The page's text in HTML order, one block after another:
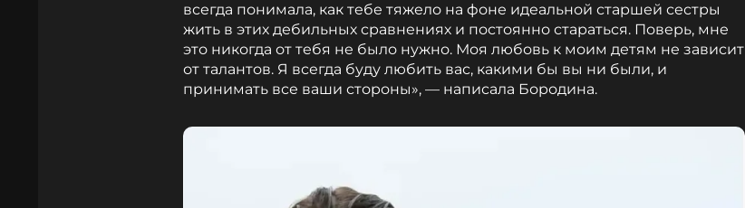
всегда понимала, как тебе тяжело на фоне идеальной старшей сестры
жить в этих дебильных сравнениях и постоянно стараться. Поверь, мне
это никогда от тебя не было нужно. Моя любовь к моим детям не зависит
от талантов. Я всегда буду любить вас, какими бы вы ни были, и
принимать все ваши стороны», — написала Бородина.